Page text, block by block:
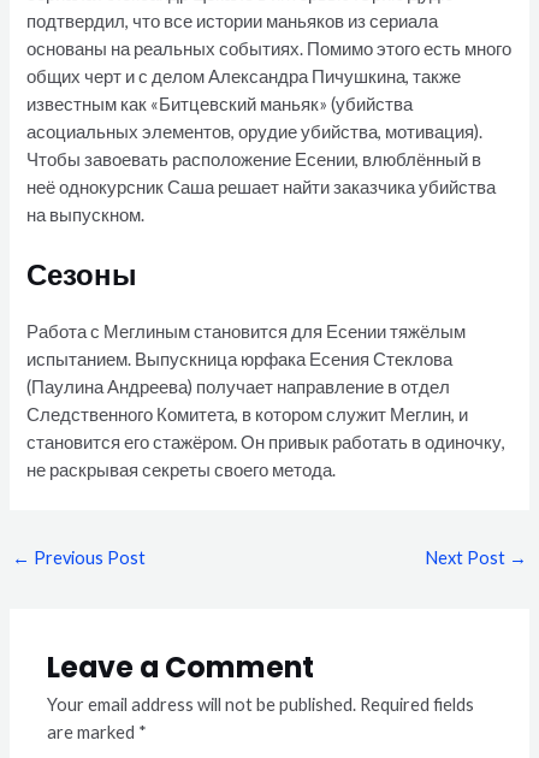
подтвердил, что все истории маньяков из сериала
основаны на реальных событиях. Помимо этого есть много
общих черт и с делом Александра Пичушкина, также
известным как «Битцевский маньяк» (убийства
асоциальных элементов, орудие убийства, мотивация).
Чтобы завоевать расположение Есении, влюблённый в
неё однокурсник Саша решает найти заказчика убийства
на выпускном.
Сезоны
Работа с Меглиным становится для Есении тяжёлым
испытанием. Выпускница юрфака Есения Стеклова
(Паулина Андреева) получает направление в отдел
Следственного Комитета, в котором служит Меглин, и
становится его стажёром. Он привык работать в одиночку,
не раскрывая секреты своего метода.
← Previous Post Next Post →
Leave a Comment
Your email address will not be published. Required fields
are marked *